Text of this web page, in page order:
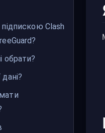
Clash
обрати?